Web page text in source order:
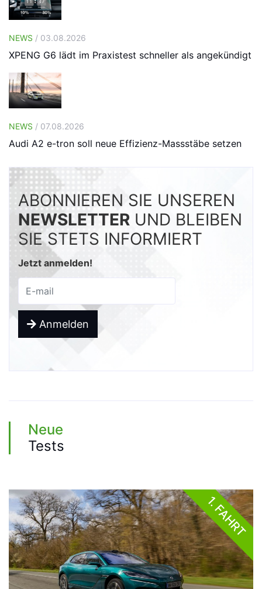
NEWS / 03.08.2026
XPENG G6 lädt im Praxistest schneller als angekündigt
NEWS / 07.08.2026
Audi A2 e-tron soll neue Effizienz-Massstäbe setzen
ABONNIEREN SIE UNSEREN
NEWSLETTER UND BLEIBEN
SIE STETS INFORMIERT
Jetzt anmelden!
Anmelden
Neue
Tests
1. FAHRT